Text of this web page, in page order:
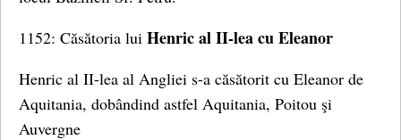
1152: Căsătoria lui Henric al II-lea cu Eleanor
Henric al II-lea al Angliei s-a căsătorit cu Eleanor de
Aquitania, dobândind astfel Aquitania, Poitou şi
Auvergne